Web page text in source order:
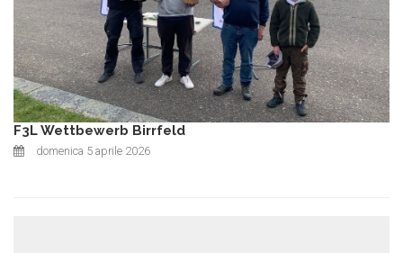
F3L Wettbewerb Birrfeld
domenica 5 aprile 2026